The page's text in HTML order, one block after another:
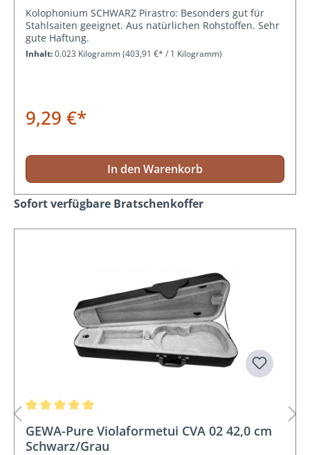
Kolophonium SCHWARZ Pirastro: Besonders gut für
Stahlsaiten geeignet. Aus natürlichen Rohstoffen. Sehr
gute Haftung.
Inhalt:0.023 Kilogramm(403,91 €* / 1 Kilogramm)
9,29 €*
In den Warenkorb
Produktgalerie überspringen
Sofort verfügbare Bratschenkoffer
GEWA-Pure Violaformetui CVA 02 42,0 cm
Schwarz/Grau